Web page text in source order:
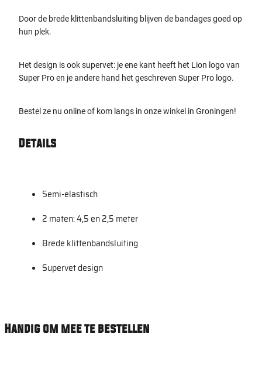
Door de brede klittenbandsluiting blijven de bandages goed op
hun plek.
Het design is ook supervet: je ene kant heeft het Lion logo van
Super Pro en je andere hand het geschreven Super Pro logo.
Bestel ze nu online of kom langs in onze winkel in Groningen!
Details
Semi-elastisch
2 maten: 4,5 en 2,5 meter
Brede klittenbandsluiting
Supervet design
Handig om mee te bestellen